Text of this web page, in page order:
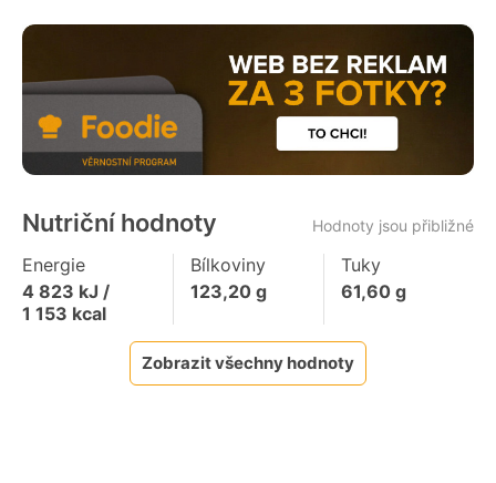
Nutriční hodnoty Hodnoty jsou přibližné
Energie
4 823 kJ /
1 153 kcal
Bílkoviny
123,20g
Tuky
61,60g
Zobrazit všechny hodnoty